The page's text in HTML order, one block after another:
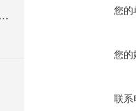
集污池潜水搅拌机/器工作原理及作用特点、安装图、CAD结构图 您的
您的
联系